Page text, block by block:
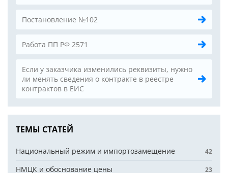
Постановление №102
Работа ПП РФ 2571
Если у заказчика изменились реквизиты, нужно
ли менять сведения о контракте в реестре
контрактов в ЕИС
ТЕМЫ СТАТЕЙ
Национальный режим и импортозамещение 42
НМЦК и обоснование цены 23